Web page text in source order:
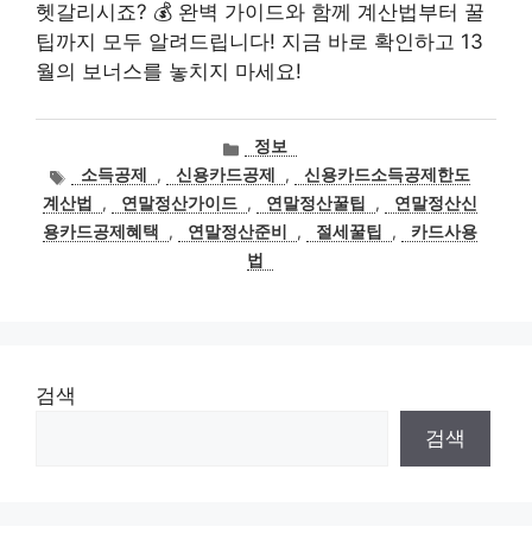
헷갈리시죠? 💰 완벽 가이드와 함께 계산법부터 꿀
팁까지 모두 알려드립니다! 지금 바로 확인하고 13
월의 보너스를 놓치지 마세요!
카
테
고
리
정보
태
그
소득공제 , 신용카드공제 ,
신용카드소득공제한도
계산법
, 연말정산가이드 , 연말정산꿀팁 ,
연말정산신
용카드공제혜택
, 연말정산준비 , 절세꿀팁 ,
카드사용
법
검색
검색